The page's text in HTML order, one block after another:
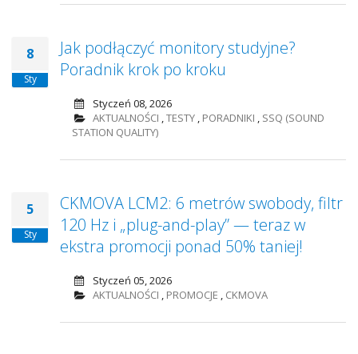
8
Sty
Jak podłączyć monitory studyjne?
Poradnik krok po kroku
Styczeń 08, 2026
AKTUALNOŚCI ,TESTY , PORADNIKI , SSQ (SOUND
STATION QUALITY)
5
Sty
CKMOVA LCM2: 6 metrów swobody, filtr
120 Hz i „plug-and-play” — teraz w
ekstra promocji ponad 50% taniej!
Styczeń 05, 2026
AKTUALNOŚCI , PROMOCJE , CKMOVA